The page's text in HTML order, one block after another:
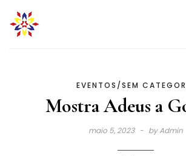
content
EVENTOS /SEM
Mostra Adeus a
maio 5, 2023 byAdmin